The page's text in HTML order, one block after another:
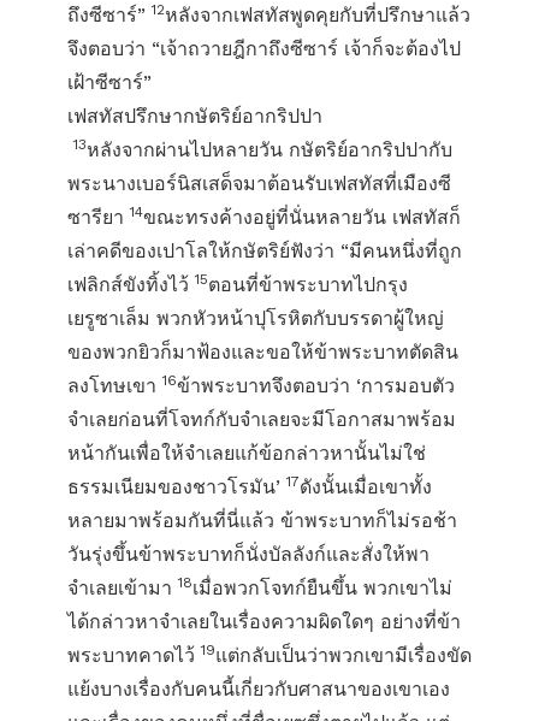
ถึงซีซาร์”12หลังจากเฟสทัสพูดคุยกับที่ปรึกษาแล้ว
จึงตอบว่า “เจ้าถวายฎีกาถึงซีซาร์ เจ้าก็จะต้องไป
เฝ้าซีซาร์”
เฟสทัสปรึกษากษัตริย์อากริปปา
13หลังจากผ่านไปหลายวัน กษัตริย์อากริปปากับ
พระนางเบอร์นิสเสด็จมาต้อนรับเฟสทัสที่เมืองซี
ซารียา14ขณะทรงค้างอยู่ที่นั่นหลายวัน เฟสทัสก็
เล่าคดีของเปาโลให้กษัตริย์ฟังว่า “มีคนหนึ่งที่ถูก
เฟลิกส์ขังทิ้งไว้15ตอนที่ข้าพระบาทไปกรุง
เยรูซาเล็ม พวกหัวหน้าปุโรหิตกับบรรดาผู้ใหญ่
ของพวกยิวก็มาฟ้องและขอให้ข้าพระบาทตัดสิน
ลงโทษเขา16ข้าพระบาทจึงตอบว่า ‘การมอบตัว
จำเลยก่อนที่โจทก์กับจำเลยจะมีโอกาสมาพร้อม
หน้ากันเพื่อให้จำเลยแก้ข้อกล่าวหานั้นไม่ใช่
ธรรมเนียมของชาวโรมัน’17ดังนั้นเมื่อเขาทั้ง
หลายมาพร้อมกันที่นี่แล้ว ข้าพระบาทก็ไม่รอช้า
วันรุ่งขึ้นข้าพระบาทก็นั่งบัลลังก์และสั่งให้พา
จำเลยเข้ามา18เมื่อพวกโจทก์ยืนขึ้น พวกเขาไม่
ได้กล่าวหาจำเลยในเรื่องความผิดใดๆ อย่างที่ข้า
พระบาทคาดไว้19แต่กลับเป็นว่าพวกเขามีเรื่องขัด
แย้งบางเรื่องกับคนนี้เกี่ยวกับศาสนาของเขาเอง